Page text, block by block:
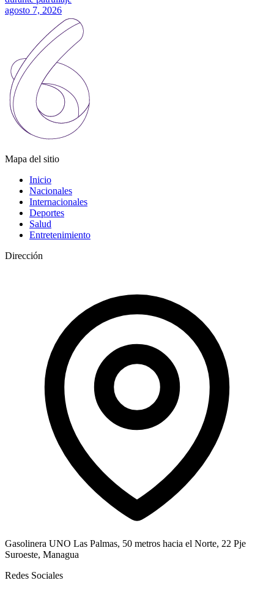
agosto 7, 2026
Mapa del sitio
Inicio
Nacionales
Internacionales
Deportes
Salud
Entretenimiento
Dirección
Gasolinera UNO Las Palmas, 50 metros hacia el Norte, 22 Pje
Suroeste, Managua
Redes Sociales